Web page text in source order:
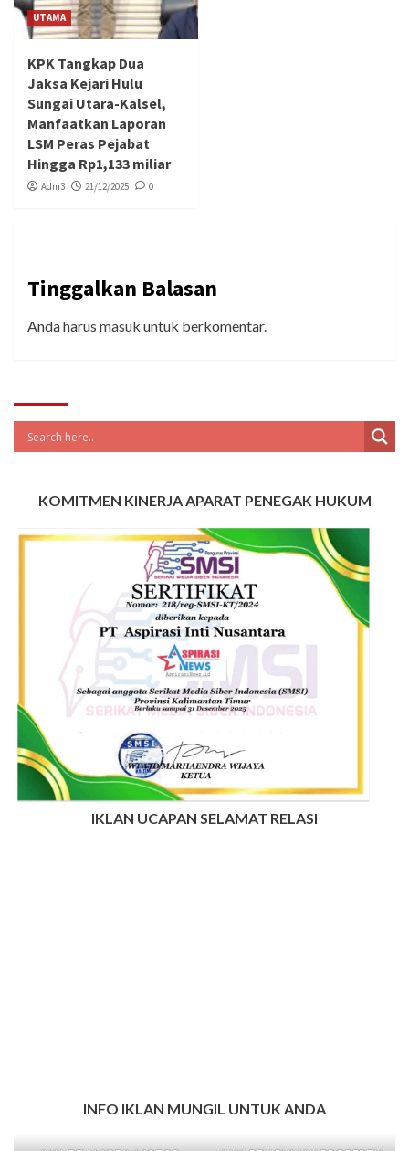
UTAMA
KPK Tangkap Dua
Jaksa Kejari Hulu
Sungai Utara-Kalsel,
Manfaatkan Laporan
LSM Peras Pejabat
Hingga Rp1,133 miliar
Adm3 21/12/2025 0
Tinggalkan Balasan
Anda harus masuk untuk berkomentar.
KOMITMEN KINERJA APARAT PENEGAK HUKUM
IKLAN UCAPAN SELAMAT RELASI
INFO IKLAN MUNGIL UNTUK ANDA